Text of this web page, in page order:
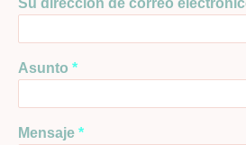
Su dirección de correo
Asunto
Mensaje